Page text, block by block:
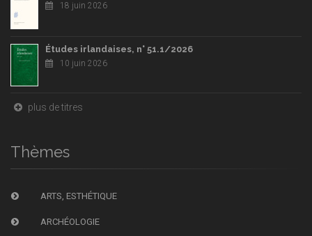
18 juin 2026
Études irlandaises, n° 51.1/2026
10 juin 2026
plus de titres
Thèmes
ARTS, ESTHÉTIQUE
ARCHÉOLOGIE